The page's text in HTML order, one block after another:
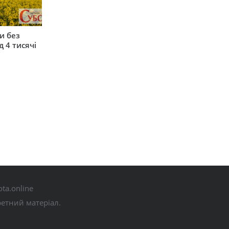
без
тисячі
матеріал.